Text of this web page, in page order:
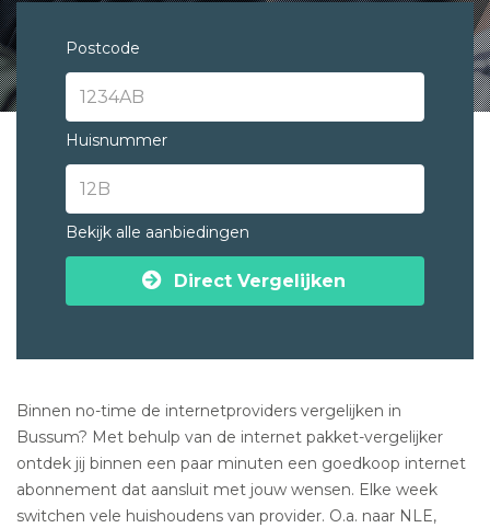
Postcode
Huisnummer
Bekijk alle aanbiedingen
Direct Vergelijken
Binnen no-time de internetproviders vergelijken in
Bussum? Met behulp van de internet pakket-vergelijker
ontdek jij binnen een paar minuten een goedkoop internet
abonnement dat aansluit met jouw wensen. Elke week
switchen vele huishoudens van provider. O.a. naar NLE,